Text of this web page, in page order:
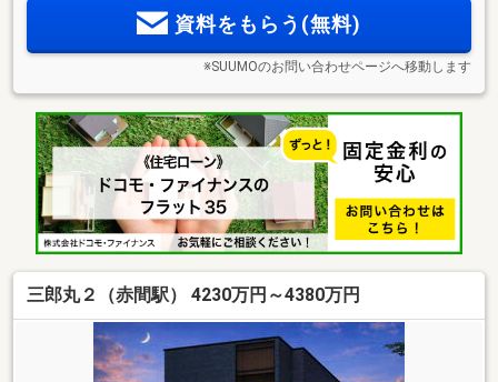
資料をもらう(無料)
※SUUMOのお問い合わせページへ移動します
三郎丸２（赤間駅） 4230万円～4380万円